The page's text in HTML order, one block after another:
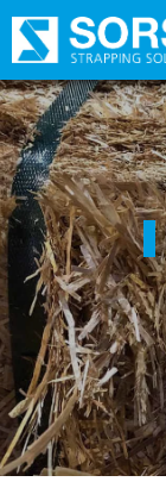
principal